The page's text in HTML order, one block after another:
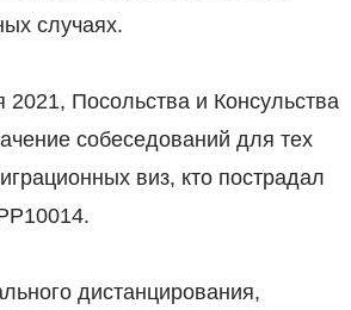
случаях.
2021, Посольства и Консульства
собеседований для тех
виз, кто пострадал
дистанцирования,